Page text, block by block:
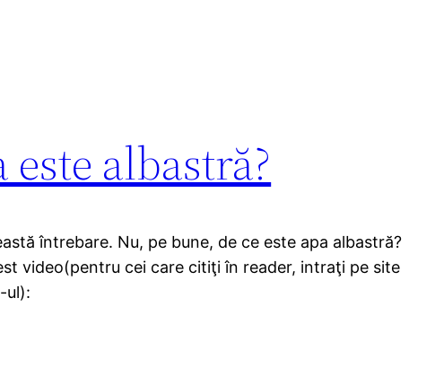
este albastră?
întrebare. Nu, pe bune, de ce este apa albastră?
video(pentru cei care citiţi în reader, intraţi pe site
ul):